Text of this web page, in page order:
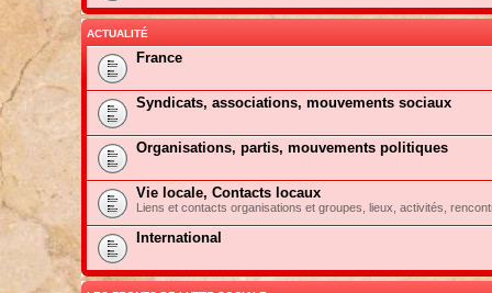
ACTUALITÉ
France
Syndicats, associations, mouvements sociaux
Organisations, partis, mouvements politiques
Vie locale, Contacts locaux
Liens et contacts organisations et groupes, lieux, activités,
International